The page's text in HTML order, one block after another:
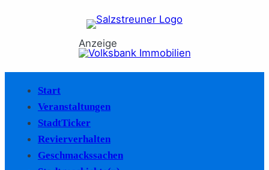
Anzeige
Start
Veranstaltungen
StadtTicker
Revierverhalten
Geschmackssachen